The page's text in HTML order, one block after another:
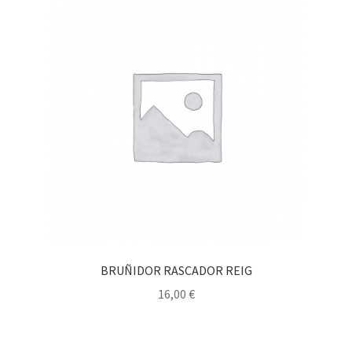
BRUÑIDOR RASCADOR REIG
16,00 €